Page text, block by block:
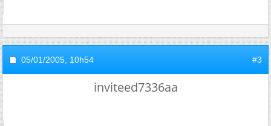
05/01/2005, 10h54 #3
inviteed7336aa